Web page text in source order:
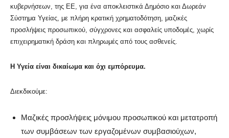
κυβερνήσεων, της ΕΕ, για ένα αποκλειστικά Δημόσιο και Δωρεάν
Σύστημα Υγείας, με πλήρη κρατική χρηματοδότηση, μαζικές
προσλήψεις προσωπικού, σύγχρονες και ασφαλείς υποδομές, χωρίς
επιχειρηματική δράση και πληρωμές από τους ασθενείς.
Η Υγεία είναι δικαίωμα και όχι εμπόρευμα.
Διεκδικούμε:
Μαζικές προσλήψεις μόνιμου προσωπικού και μετατροπή
των συμβάσεων των εργαζομένων συμβασιούχων,